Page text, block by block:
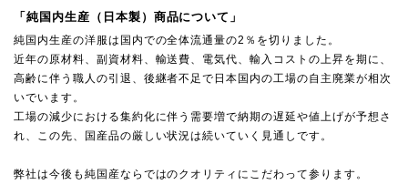
「純国内生産（日本製）商品について」
純国内生産の洋服は国内での全体流通量の2％を切りました。
近年の原材料、副資材料、輸送費、電気代、輸入コストの上昇を期に、
高齢に伴う職人の引退、後継者不足で日本国内の工場の自主廃業が相次
いでいます。
工場の減少における集約化に伴う需要増で納期の遅延や値上げが予想さ
れ、この先、国産品の厳しい状況は続いていく見通しです。
弊社は今後も純国産ならではのクオリティにこだわって参ります。